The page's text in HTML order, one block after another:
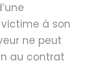
à son
ne peut
au contrat